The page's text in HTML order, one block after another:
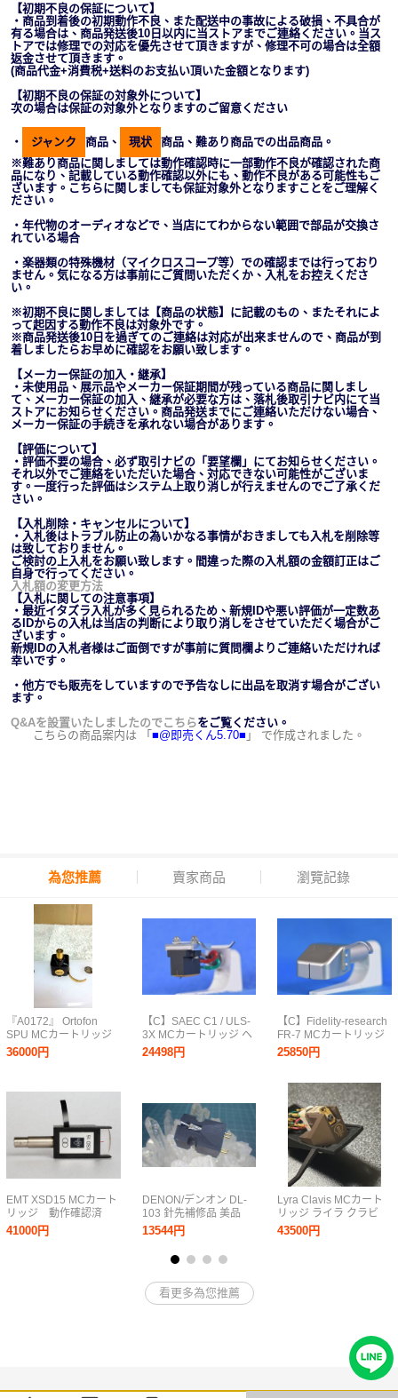
【初期不良の保証について】
・商品到着後の初期動作不良、また配送中の事故による破損、不具合が
有る場合は、商品発送後10日以内に当ストアまでご連絡ください。当ス
トアでは修理での対応を優先させて頂きますが、修理不可の場合は全額
返金させて頂きます。
(商品代金+消費税+送料のお支払い頂いた金額となります)
【初期不良の保証の対象外について】
次の場合は保証の対象外となりますのご留意ください
・ ジャンク 商品、 現状
商品、難あり商品での出品商品。
※難あり商品に関しましては動作確認時に一部動作不良が確認された商
品になり、記載している動作確認以外にも、動作不良がある可能性もご
ざいます。こちらに関しましても保証対象外となりますことをご理解く
ださい。
・年代物のオーディオなどで、当店にてわからない範囲で部品が交換さ
れている場合
・楽器類の特殊機材（マイクロスコープ等）での確認までは行っており
ません。気になる方は事前にご質問いただくか、入札をお控えくださ
い。
※初期不良に関しましては【商品の状態】に記載のもの、またそれによ
って起因する動作不良は対象外です。
※商品発送後10日を過ぎてのご連絡は対応が出来ませんので、商品が到
着しましたらお早めに確認をお願い致します。
【メーカー保証の加入・継承】
・未使用品、展示品やメーカー保証期間が残っている商品に関しまし
て、メーカー保証の加入、継承が必要な方は、落札後取引ナビ内にて当
ストアにお知らせください。商品発送までにご連絡いただけない場合、
メーカー保証の手続きを承れない場合があります。
【評価について】
・評価不要の場合、必ず取引ナビの「要望欄」にてお知らせください。
それ以外でご連絡をいただいた場合、対応できない可能性がございま
す。一度行った評価はシステム上取り消しが行えませんのでご了承くだ
さい。
【入札削除・キャンセルについて】
・入札後はトラブル防止の為いかなる事情がおきましても入札を削除等
は致しておりません。
ご検討の上入札をお願い致します。間違った際の入札額の金額訂正はご
自身で行ってください。
入札額の変更方法
【入札に関しての注意事項】
・最近イタズラ入札が多く見られるため、新規IDや悪い評価が一定数あ
るIDからの入札は当店の判断により取り消しをさせていただく場合がご
ざいます。
新規IDの入札者様はご面倒ですが事前に質問欄よりご連絡いただければ
幸いです。
・他方でも販売をしていますので予告なしに出品を取消す場合がござい
ます。
Q&Aを設置いたしましたのでこちらをご覧ください。
こちらの商品案内は 「 ■@即売くん5.70■ 」 で作成されました。
為您推薦 賣家商品 瀏覽記錄
『A0172』 Ortofon
SPU MCカートリッジ
ヘッドシェル一体型 デ
ンマーク製 動作確認済
36000円
EMT XSD15 MCカート
リッジ 動作確認済
ワンオーナー品
41000円
【C】SAEC C1 / ULS-
3X MCカートリッジ ヘ
ッドシェル サエク
3026882
24498円
DENON/デンオン DL-
103 針先補修品 美品
13544円
【C】Fidelity-research
FR-7 MCカートリッジ
フィデリティリサーチ
3066477
25850円
Lyra Clavis MCカート
リッジ ライラ クラビ
ス ヘッドシェル付き
43500円
看更多為您推薦